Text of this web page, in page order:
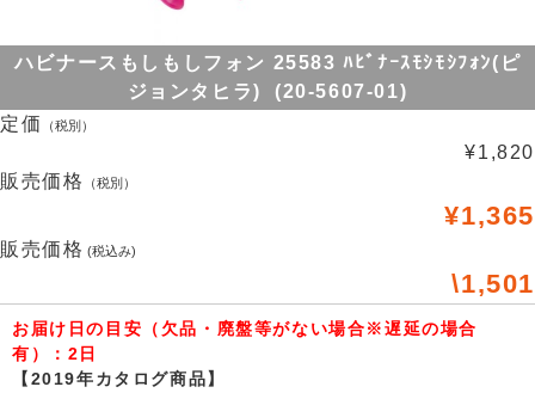
ハビナースもしもしフォン 25583 ﾊﾋﾞﾅｰｽﾓｼﾓｼﾌｫﾝ(ピ
ジョンタヒラ) (20-5607-01)
定価
（税別）
¥1,820
販売価格
（税別）
¥1,365
販売価格 (税込み)
\1,501
お届け日の目安（欠品・廃盤等がない場合※遅延の場合
有）：2日
【2019年カタログ商品】